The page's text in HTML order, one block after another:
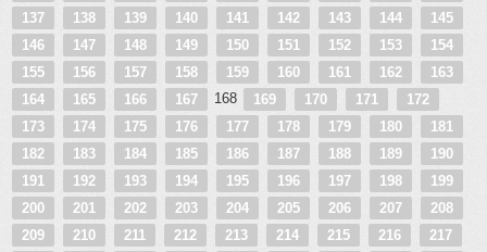
137
138 139 140 141 142 143 144
145
146
147 148 149 150 151 152 153
154
155
156 157 158 159 160 161 162
163
164
165 166 167 168 169 170 171
172
173
174 175 176 177 178 179 180
181
182
183 184 185 186 187 188 189
190
191
192 193 194 195 196 197 198
199
200
201 202 203 204 205 206 207
208
209
210 211 212 213 214 215 216
217